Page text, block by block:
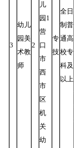
3
幼儿
园美
术教
师
2
儿
园1
营
口
市
西
市
区
机
关
幼
专
技
全日
制普
通高
校专
科及
以上